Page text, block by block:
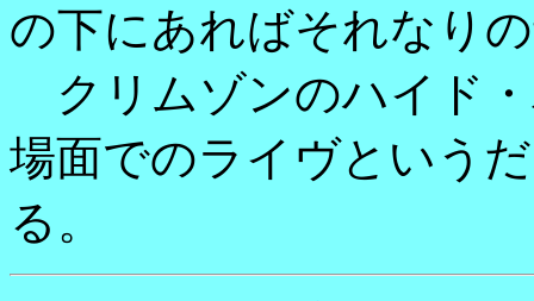
の下にあればそれなり
クリムゾンのハイド
場面でのライヴという
る。